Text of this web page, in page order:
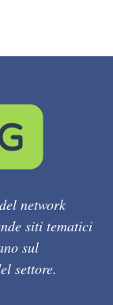
del network
siti tematici
sul
settore.